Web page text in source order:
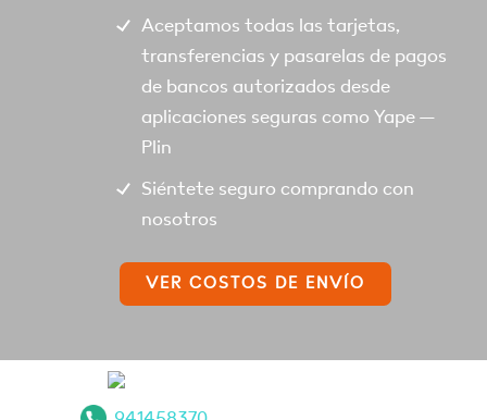
Aceptamos todas las tarjetas,
transferencias y pasarelas de pagos
de bancos autorizados desde
aplicaciones seguras como Yape –
Plin
Siéntete seguro comprando con
nosotros
VER COSTOS DE ENVÍO